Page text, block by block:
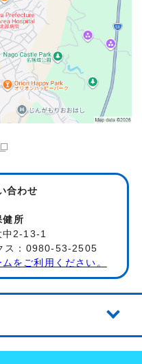
合わせ
健所
2-13-1
：0980-53-2505
をご利用ください。